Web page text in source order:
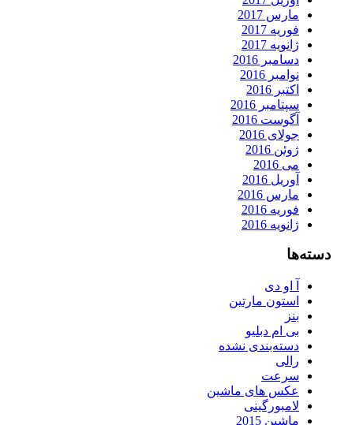
مارس 2017
فوریه 2017
ژانویه 2017
دسامبر 2016
نوامبر 2016
اکتبر 2016
سپتامبر 2016
آگوست 2016
جولای 2016
ژوئن 2016
می 2016
آوریل 2016
مارس 2016
فوریه 2016
ژانویه 2016
دسته‌ها
آ او دی
استون مارتین
بنز
بی ام دبلیو
دسته‌بندی نشده
رالی
سرعت
عکس های ماشین
لامبورگینی
ماشین 2015